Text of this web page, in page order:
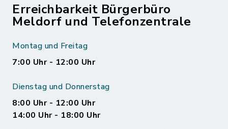
Erreichbarkeit Bürgerbüro
Meldorf und Telefonzentrale
Montag und Freitag
7:00 Uhr - 12:00 Uhr
Dienstag und Donnerstag
8:00 Uhr - 12:00 Uhr
14:00 Uhr - 18:00 Uhr